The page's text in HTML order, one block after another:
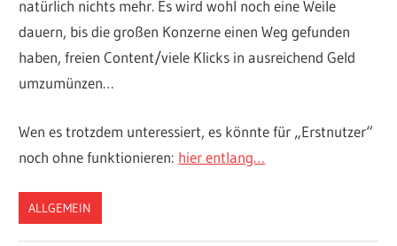
natürlich nichts mehr. Es wird wohl noch eine Weile
dauern, bis die großen Konzerne einen Weg gefunden
haben, freien Content/viele Klicks in ausreichend Geld
umzumünzen…
Wen es trotzdem unteressiert, es könnte für „Erstnutzer“
noch ohne funktionieren: hier entlang…
ALLGEMEIN